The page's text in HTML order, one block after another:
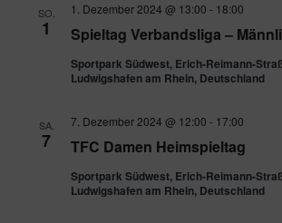
SO.
1 Spieltag Verbandsliga –
1. Dezember 2024 @ 13:00 - 18:00
Sportpark Südwest, Erich-Reimann-
Ludwigshafen am Rhein, Deutschland
SA.
7 TFC Damen Heimspieltag
7. Dezember 2024 @ 12:00 - 17:00
Sportpark Südwest, Erich-Reimann-
Ludwigshafen am Rhein, Deutschland